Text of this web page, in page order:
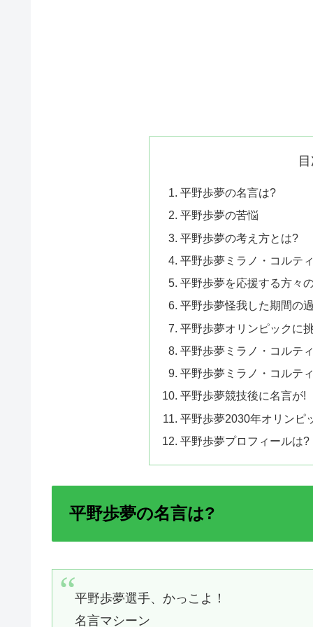
平野歩夢の名言は?
平野歩夢の苦悩
平野歩夢の考え方とは?
平野歩夢ミラノ・コルテ
平野歩夢を応援する方々
平野歩夢怪我した期間の
平野歩夢オリンピックに
平野歩夢ミラノ・コルテ
平野歩夢ミラノ・コルテ
平野歩夢競技後に名言が!
平野歩夢2030年オリンピ
平野歩夢プロフィールは?
平野歩夢の名言は?
平野歩夢選手、かっこよ！
名言マシーン